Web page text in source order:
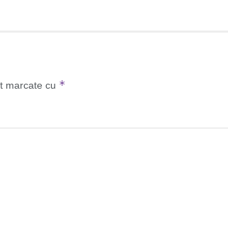
marcate cu *